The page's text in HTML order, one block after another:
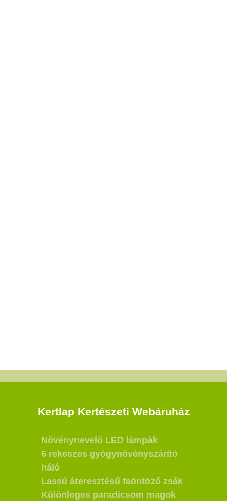
Kertlap Kertészeti Webáruház
Növénynevelő LED lámpák
6 rekeszes gyógynövényszárító
háló
Lassú áteresztésű faöntöző zsák
Különleges paradicsom magok